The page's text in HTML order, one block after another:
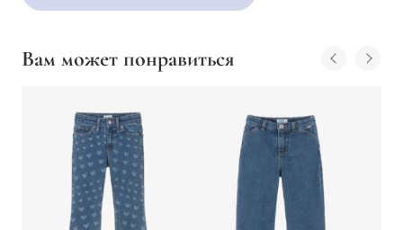
Вам может понравиться